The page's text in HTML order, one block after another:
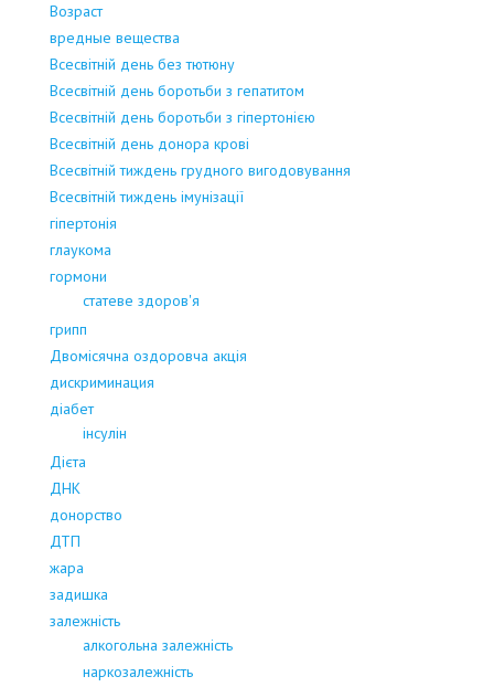
Возраст
вредные вещества
Всесвітній день без тютюну
Всесвітній день боротьби з гепатитом
Всесвітній день боротьби з гіпертонією
Всесвітній день донора крові
Всесвітній тиждень грудного вигодовування
Всесвітній тиждень імунізації
гіпертонія
глаукома
гормони
статеве здоров'я
грипп
Двомісячна оздоровча акція
дискриминация
діабет
інсулін
Дієта
ДНК
донорство
ДТП
жара
задишка
залежність
алкогольна залежність
наркозалежність